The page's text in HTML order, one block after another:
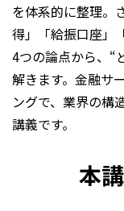
を体系的に整理。
得」「給振口座」
4つの論点から、“
解きます。金融サ
ングで、業界の構
講義です。
本